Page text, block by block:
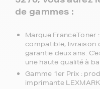
de gammes :
Marque FranceToner
compatible, livraison
garantie deux ans.
une haute qualité à
Gamme 1er Prix :
imprimante